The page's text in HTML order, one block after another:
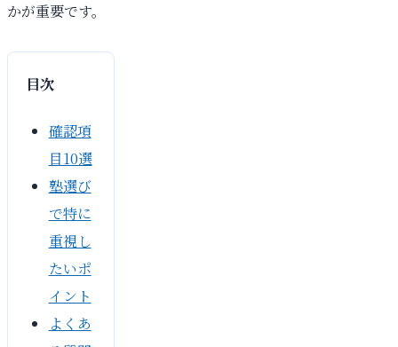
かが重要です。
目次
確認項
目10選
塾選び
で特に
重視し
たいポ
イント
よくあ